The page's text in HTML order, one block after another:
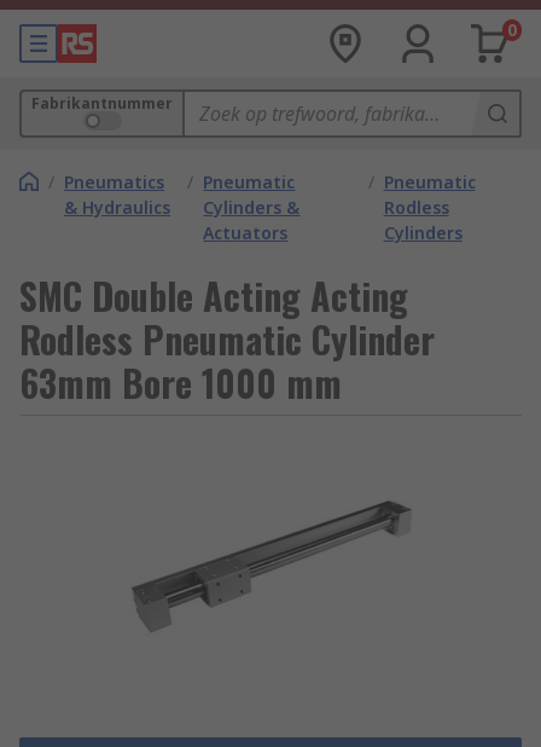
0
Fabrikantnummer
/ Pneumatics
& Hydraulics
/ Pneumatic
Cylinders &
Actuators
/ Pneumatic
Rodless
Cylinders
SMC Double Acting Acting
Rodless Pneumatic Cylinder
63mm Bore 1000 mm